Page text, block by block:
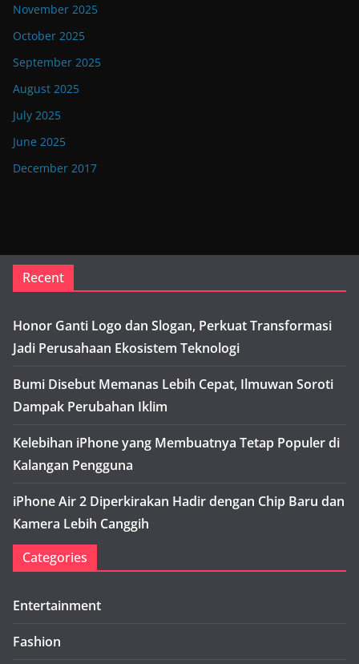
November 2025
October 2025
September 2025
August 2025
July 2025
June 2025
December 2017
Recent
Honor Ganti Logo dan Slogan, Perkuat Transformasi
Jadi Perusahaan Ekosistem Teknologi
Bumi Disebut Memanas Lebih Cepat, Ilmuwan Soroti
Dampak Perubahan Iklim
Kelebihan iPhone yang Membuatnya Tetap Populer di
Kalangan Pengguna
iPhone Air 2 Diperkirakan Hadir dengan Chip Baru dan
Kamera Lebih Canggih
Categories
Entertainment
Fashion